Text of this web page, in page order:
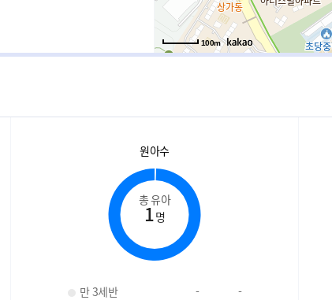
100m
원아수
총 유아
1명
만 3세반 -
-